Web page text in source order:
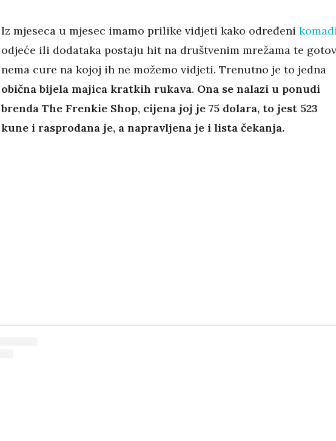
Iz mjeseca u mjesec imamo prilike vidjeti kako određeni
odjeće ili dodataka postaju hit na društvenim mrežama te
nema cure na kojoj ih ne možemo vidjeti. Trenutno je to jedna
obična bijela majica kratkih rukava. Ona se nalazi u ponudi
brenda The Frenkie Shop, cijena joj je 75 dolara, to jest 523
kune i rasprodana je, a napravljena je i lista čekanja.